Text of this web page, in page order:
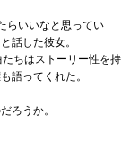
らいいなと思ってい
話した彼女。
ちはストーリー性を持
語ってくれた。
ろうか。